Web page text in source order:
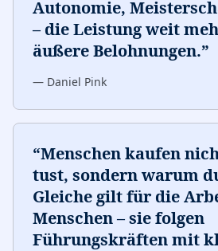
Autonomie,
– die Leistung weit
äußere Belohnungen.”
— Daniel Pink
“Menschen kaufen
tust, sondern warum
Gleiche gilt für die
Menschen – sie folgen
Führungskräften mit